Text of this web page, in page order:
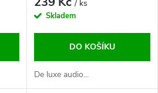
/ ks
Skladem
DO KOŠÍKU
De luxe audio...